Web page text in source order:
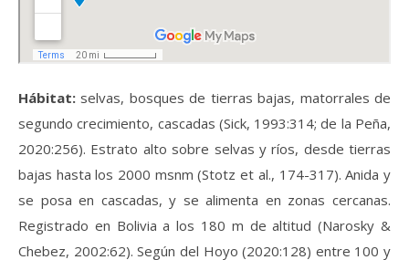
Hábitat: selvas, bosques de tierras bajas, matorrales de
segundo crecimiento, cascadas (Sick, 1993:314; de la Peña,
2020:256). Estrato alto sobre selvas y ríos, desde tierras
bajas hasta los 2000 msnm (Stotz et al., 174-317). Anida y
se posa en cascadas, y se alimenta en zonas cercanas.
Registrado en Bolivia a los 180 m de altitud (Narosky &
Chebez, 2002:62). Según del Hoyo (2020:128) entre 100 y